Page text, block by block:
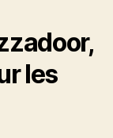
les